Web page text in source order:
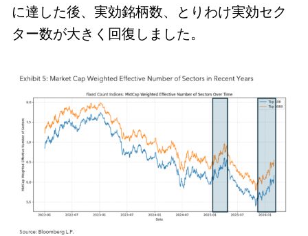
に達した後、実効銘柄数、とりわけ実効セク
ター数が大きく回復しました。